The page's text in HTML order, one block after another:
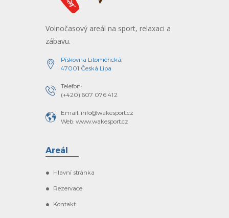
Volnočasový areál na sport, relaxaci a
zábavu.
Pískovna Litoměřická,
47001 Česká Lípa
Telefon:
(+420) 607 076 412
Email: info@wakesport.cz
Web: www.wakesport.cz
Areál
Hlavní stránka
Rezervace
Kontakt